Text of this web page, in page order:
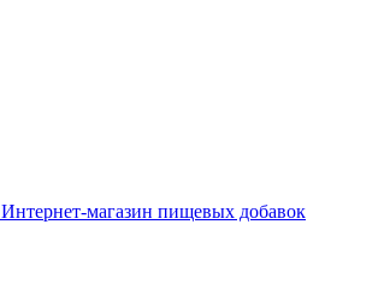
Интернет-магазин пищевых добавок